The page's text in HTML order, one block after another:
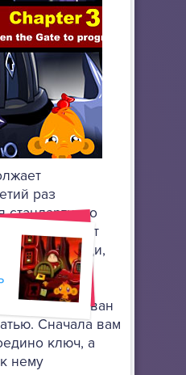
раз
могут
как люди,
необычные
найти и
заблокирован
Сначала вам
ключ, а
нему